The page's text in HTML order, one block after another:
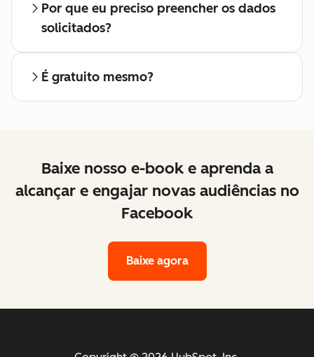
Por que eu preciso preencher os dados
solicitados?
É gratuito mesmo?
Baixe nosso e-book e aprenda a
alcançar e engajar novas audiências no
Facebook
Baixe agora